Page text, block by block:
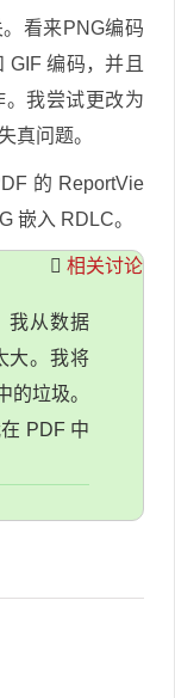
看来PNG编码
GIF 编码，并且
。我尝试更改为
真问题。
的 ReportVie
嵌入 RDLC。
相关讨论
我从数据
大。我将
垃圾。
PDF 中